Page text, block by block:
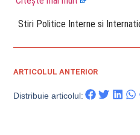
Stiri Politice Interne si
ARTICOLUL ANTERIOR
Distribuie articolul: